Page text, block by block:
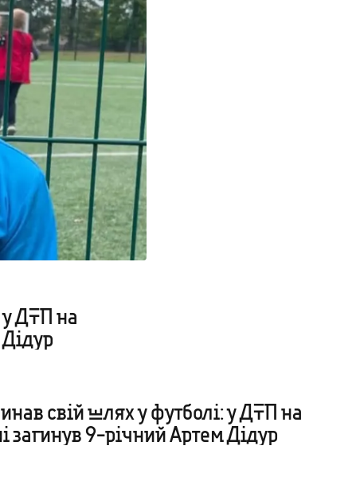
у ДТП на
свій шлях у футболі: у ДТП на
загинув 9-річний Артем Дідур